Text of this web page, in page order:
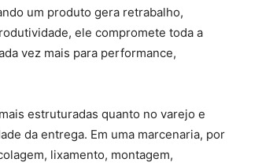
um produto gera retrabalho,
ele compromete toda a
vez mais para performance,
estruturadas quanto no varejo e
da entrega. Em uma marcenaria, por
lixamento, montagem,